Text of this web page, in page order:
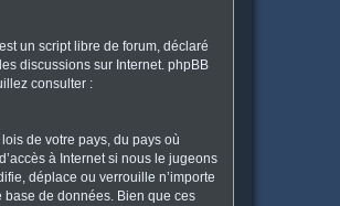
un script libre de forum, déclaré
discussions sur Internet. phpBB
consulter :
de votre pays, du pays où
à Internet si nous le jugeons
déplace ou verrouille n’importe
base de données. Bien que ces